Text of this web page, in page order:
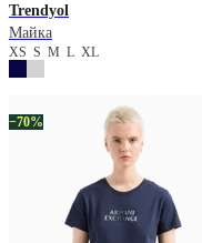
Trendyol
Майка
XS S M L XL
−70%